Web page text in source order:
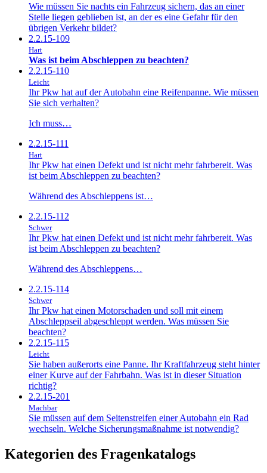
Wie müssen Sie nachts ein Fahrzeug sichern, das an einer
Stelle liegen geblieben ist, an der es eine Gefahr für den
übrigen Verkehr bildet?
2.2.15-109
Hart
Was ist beim Abschleppen zu beachten?
2.2.15-110
Leicht
Ihr Pkw hat auf der Autobahn eine Reifenpanne. Wie müssen
Sie sich verhalten?
Ich muss…
2.2.15-111
Hart
Ihr Pkw hat einen Defekt und ist nicht mehr fahrbereit. Was
ist beim Abschleppen zu beachten?
Während des Abschleppens ist…
2.2.15-112
Schwer
Ihr Pkw hat einen Defekt und ist nicht mehr fahrbereit. Was
ist beim Abschleppen zu beachten?
Während des Abschleppens…
2.2.15-114
Schwer
Ihr Pkw hat einen Motorschaden und soll mit einem
Abschleppseil abgeschleppt werden. Was müssen Sie
beachten?
2.2.15-115
Leicht
Sie haben außerorts eine Panne. Ihr Kraftfahrzeug steht hinter
einer Kurve auf der Fahrbahn. Was ist in dieser Situation
richtig?
2.2.15-201
Machbar
Sie müssen auf dem Seitenstreifen einer Autobahn ein Rad
wechseln. Welche Sicherungsmaßnahme ist notwendig?
Kategorien des Fragenkatalogs